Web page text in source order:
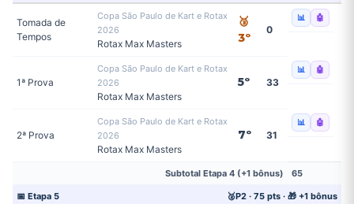
Tomada de
Tempos
Copa São Paulo de Kart e Rotax
2026
Rotax Max Masters
🥉
3º
0
📊 🤖
1ª Prova
Copa São Paulo de Kart e Rotax
2026
Rotax Max Masters
5º 33
📊 🤖
2ª Prova
Copa São Paulo de Kart e Rotax
2026
Rotax Max Masters
7º 31
📊 🤖
Subtotal Etapa 4 (+1 bônus) 65
📅 Etapa 5 🥈P2 · 75 pts · 🎁 +1 bônus